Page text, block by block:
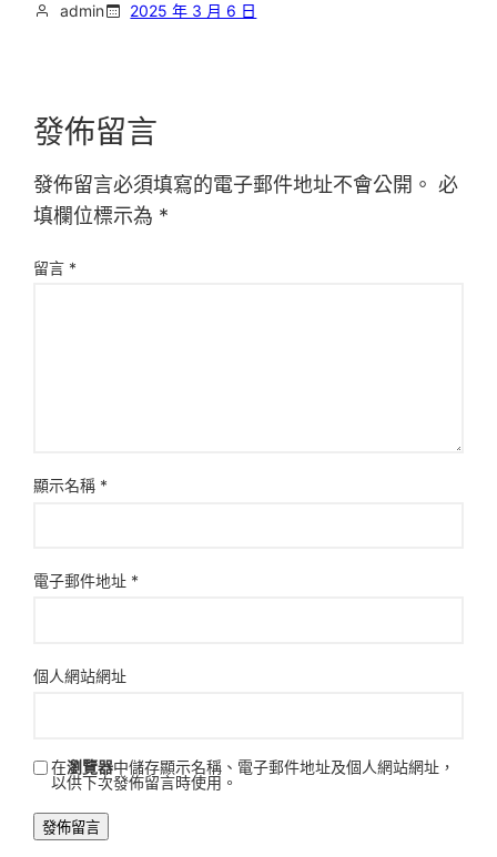
admin 2025 年 3 月 6 日
發佈留言
發佈留言必須填寫的電子郵件地址不會公開。 必
填欄位標示為 *
留言 *
顯示名稱 *
電子郵件地址 *
個人網站網址
在瀏覽器中儲存顯示名稱、電子郵件地址及個人網站網址，
以供下次發佈留言時使用。